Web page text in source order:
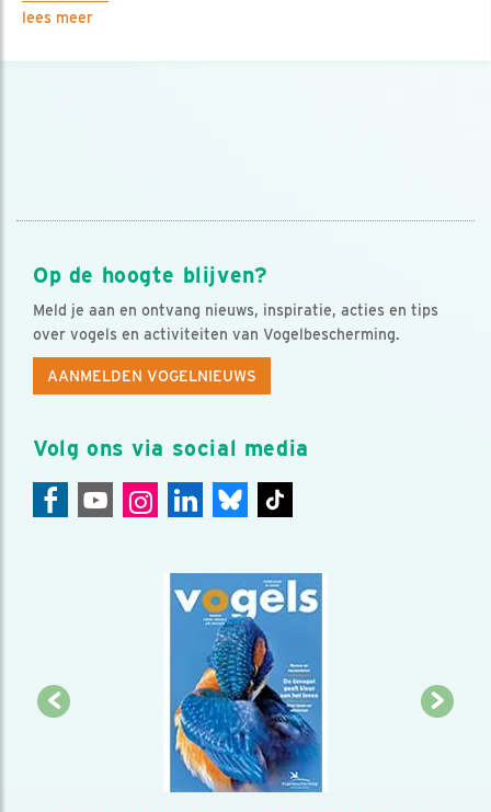
lees meer
Op de hoogte blijven?
Meld je aan en ontvang nieuws, inspiratie, acties en tips
over vogels en activiteiten van Vogelbescherming.
AANMELDEN VOGELNIEUWS
Volg ons via social media